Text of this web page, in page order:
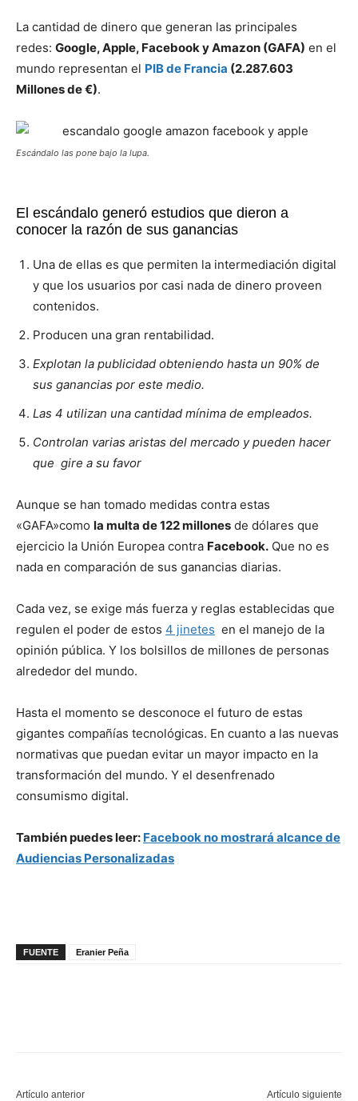
La cantidad de dinero que generan las principales
redes: Google, Apple, Facebook y Amazon (GAFA) en el
mundo representan el PIB de Francia (2.287.603
Millones de €).
Escándalo las pone bajo la lupa.
El escándalo generó estudios que dieron a
conocer la razón de sus ganancias
Una de ellas es que permiten la intermediación digital
y que los usuarios por casi nada de dinero proveen
contenidos.
Producen una gran rentabilidad.
Explotan la publicidad obteniendo hasta un 90% de
sus ganancias por este medio.
Las 4 utilizan una cantidad mínima de empleados.
Controlan varias aristas del mercado y pueden hacer
que gire a su favor
Aunque se han tomado medidas contra estas
«GAFA»como la multa de 122 millones de dólares que
ejercicio la Unión Europea contra Facebook. Que no es
nada en comparación de sus ganancias diarias.
Cada vez, se exige más fuerza y reglas establecidas que
regulen el poder de estos 4 jinetes en el manejo de la
opinión pública. Y los bolsillos de millones de personas
alrededor del mundo.
Hasta el momento se desconoce el futuro de estas
gigantes compañías tecnológicas. En cuanto a las nuevas
normativas que puedan evitar un mayor impacto en la
transformación del mundo. Y el desenfrenado
consumismo digital.
Tambiénpuedes leer: Facebook no mostrará alcance de
Audiencias Personalizadas
FUENTE Eranier Peña
Artículo anterior Artículo siguiente